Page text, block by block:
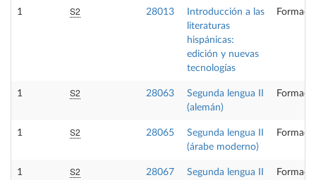
1 S2 28013
Introducción a las
literaturas
hispánicas:
edición y nuevas
tecnologías
1 S2 28063
Segunda lengua II
(alemán)
1 S2 28065
Segunda lengua II
(árabe moderno)
1 S2 28067
Segunda lengua II